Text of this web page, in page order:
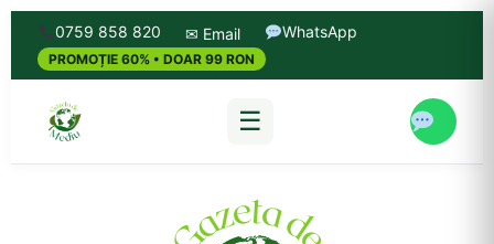
0759 858 820 ✉ Email WhatsApp
PROMOȚIE 60% • DOAR 99 RON
☰